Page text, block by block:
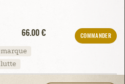
66.00 €
COMMANDER
lutte